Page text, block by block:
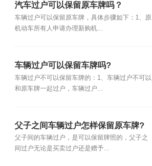
汽车过户可以保留原车牌吗？
车辆过户可以保留原车牌，具体步骤如下：1、原
机动车所有人申请办理新购机...
车辆过户可以保留车牌吗?
车辆过户不可以保留车牌的：1、车辆过户不可以
和原车牌一起过户，车辆过户...
父子之间车辆过户怎样保留原车牌?
父子间的车辆过户，是可以保留牌照的，父子之
间过户无论是买卖过户还是赠予...